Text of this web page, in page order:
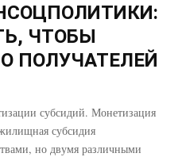
ЧТОБЫ
ПОЛУЧАТЕЛЕЙ
субсидий. Монетизация
субсидия
но двумя различными